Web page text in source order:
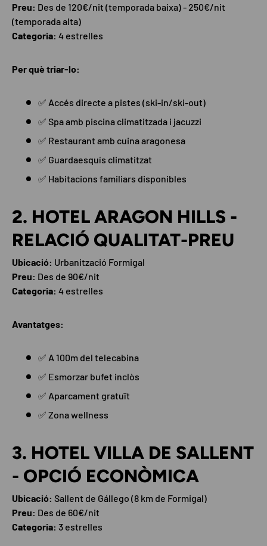
Preu: Des de 120€/nit (temporada baixa) - 250€/nit
(temporada alta)
Categoria: 4 estrelles
Per què triar-lo:
✅ Accés directe a pistes (ski-in/ski-out)
✅ Spa amb piscina climatitzada i jacuzzi
✅ Restaurant amb cuina aragonesa
✅ Guardaesquís climatitzat
✅ Habitacions familiars disponibles
2. HOTEL ARAGON HILLS -
RELACIÓ QUALITAT-PREU
Ubicació: Urbanització Formigal
Preu: Des de 90€/nit
Categoria: 4 estrelles
Avantatges:
✅ A 100m del telecabina
✅ Esmorzar bufet inclòs
✅ Aparcament gratuït
✅ Zona wellness
3. HOTEL VILLA DE SALLENT
- OPCIÓ ECONÒMICA
Ubicació: Sallent de Gállego (8 km de Formigal)
Preu: Des de 60€/nit
Categoria: 3 estrelles